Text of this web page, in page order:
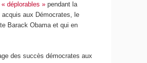
« déplorables » pendant la
aux Démocrates, le
Barack Obama et qui en
des succès démocrates aux